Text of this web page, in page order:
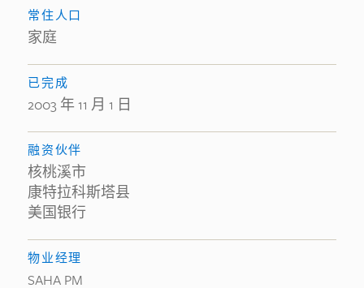
常住人口
家庭
已完成
2003 年 11 月 1 日
融资伙伴
核桃溪市
康特拉科斯塔县
美国银行
物业经理
SAHA PM